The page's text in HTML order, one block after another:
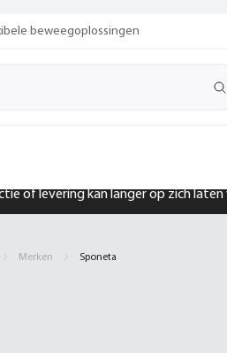
of levering kan langer op zich
beweegoplossingen
Merken Sponeta